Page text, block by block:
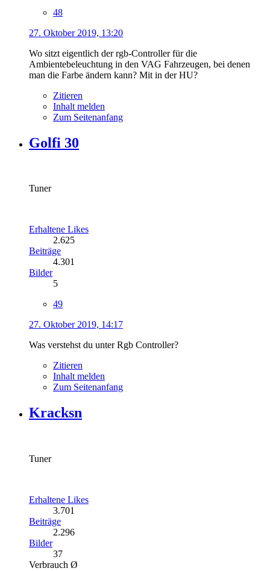
48
27. Oktober 2019, 13:20
Wo sitzt eigentlich der rgb-Controller für die
Ambientebeleuchtung in den VAG Fahrzeugen, bei denen
man die Farbe ändern kann? Mit in der HU?
Zitieren
Inhalt melden
Zum Seitenanfang
Golfi 30
Tuner
Erhaltene Likes
2.625
Beiträge
4.301
Bilder
5
49
27. Oktober 2019, 14:17
Was verstehst du unter Rgb Controller?
Zitieren
Inhalt melden
Zum Seitenanfang
Kracksn
Tuner
Erhaltene Likes
3.701
Beiträge
2.296
Bilder
37
Verbrauch Ø